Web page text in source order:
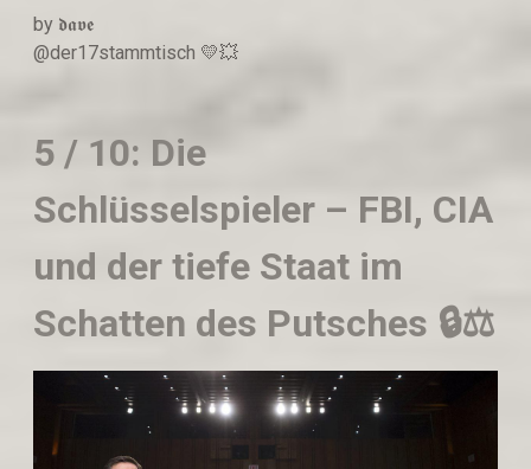
by 𝖉𝖆𝖛𝖊
@der17stammtisch 💛💥
5 / 10: Die
Schlüsselspieler – FBI, CIA
und der tiefe Staat im
Schatten des Putsches 🔒⚖️